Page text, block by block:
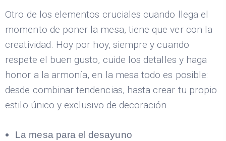
Otro de los elementos cruciales cuando llega el
momento de poner la mesa, tiene que ver con la
creatividad. Hoy por hoy, siempre y cuando
respete el buen gusto, cuide los detalles y haga
honor a la armonía, en la mesa todo es posible:
desde combinar tendencias, hasta crear tu propio
estilo único y exclusivo de decoración.
La mesa para el desayuno